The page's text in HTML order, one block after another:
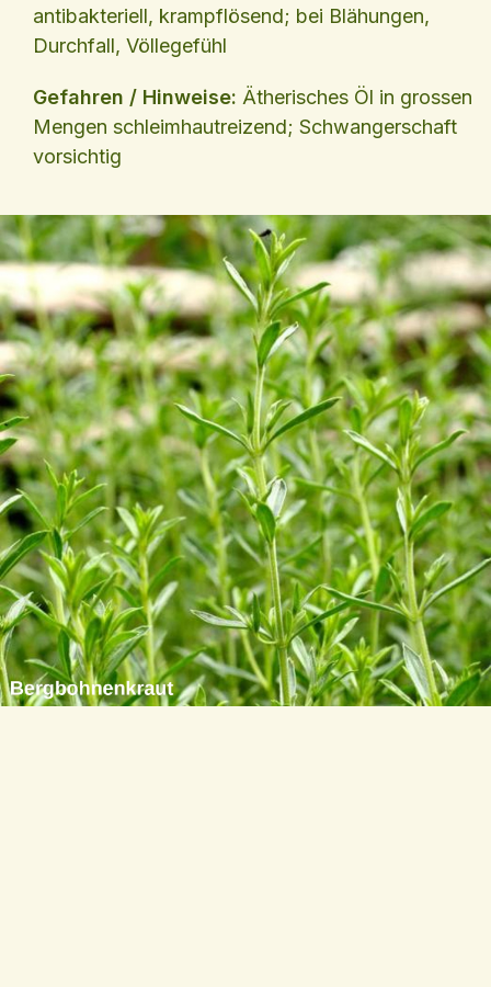
antibakteriell, krampflösend; bei Blähungen,
Durchfall, Völlegefühl
Gefahren / Hinweise: Ätherisches Öl in grossen
Mengen schleimhautreizend; Schwangerschaft
vorsichtig